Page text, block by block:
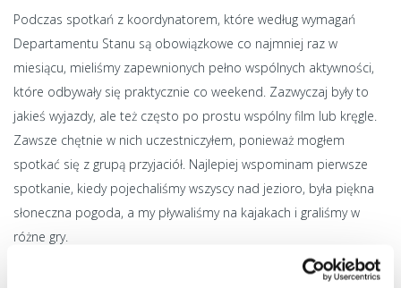
Podczas spotkań z koordynatorem, które według wymagań
Departamentu Stanu są obowiązkowe co najmniej raz w
miesiącu, mieliśmy zapewnionych pełno wspólnych aktywności,
które odbywały się praktycznie co weekend. Zazwyczaj były to
jakieś wyjazdy, ale też często po prostu wspólny film lub kręgle.
Zawsze chętnie w nich uczestniczyłem, ponieważ mogłem
spotkać się z grupą przyjaciół. Najlepiej wspominam pierwsze
spotkanie, kiedy pojechaliśmy wszyscy nad jezioro, była piękna
słoneczna pogoda, a my pływaliśmy na kajakach i graliśmy w
różne gry.